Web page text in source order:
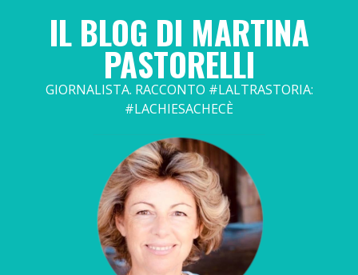
IL BLOG DI MARTINA
PASTORELLI
GIORNALISTA. RACCONTO #LALTRASTORIA:
#LACHIESACHECÈ